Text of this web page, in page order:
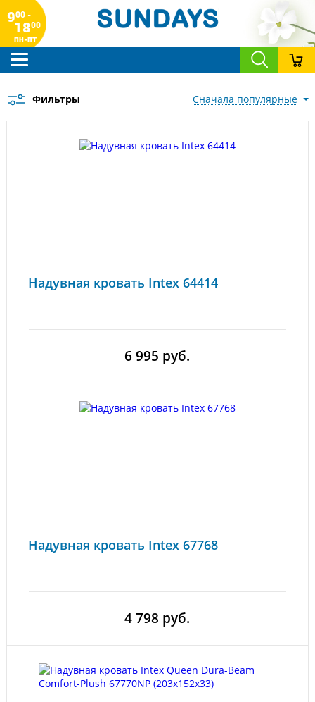
900 -
1800
пн-пт
Фильтры сначала популярные
Надувная кровать Intex 64414
6 995 руб.
Надувная кровать Intex 67768
4 798 руб.